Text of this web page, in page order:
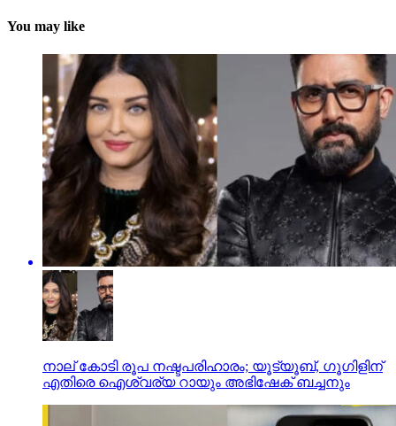
You may like
നാല് കോടി രൂപ നഷ്ടപരിഹാരം; യൂട്യൂബ്, ഗൂഗിളിന്
എതിരെ ഐശ്വര്യ റായും അഭിഷേക് ബച്ചനും